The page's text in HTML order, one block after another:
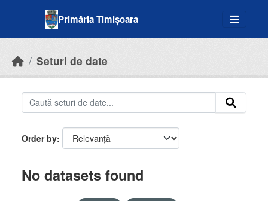
Primăria Timișoara
Seturi de date
Order by
No datasets found